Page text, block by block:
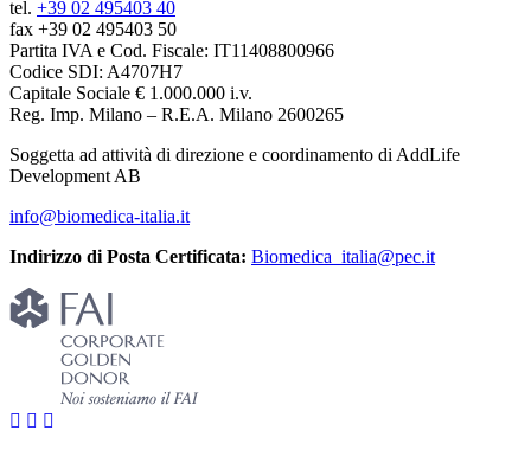
tel. +39 02 495403 40
fax +39 02 495403 50
Partita IVA e Cod. Fiscale: IT11408800966
Codice SDI: A4707H7
Capitale Sociale € 1.000.000 i.v.
Reg. Imp. Milano – R.E.A. Milano 2600265
Soggetta ad attività di direzione e coordinamento di AddLife
Development AB
info@biomedica-italia.it
Indirizzo di Posta Certificata: Biomedica_italia@pec.it